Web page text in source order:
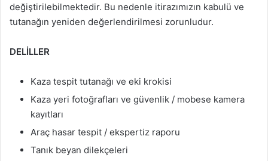
değiştirilebilmektedir. Bu nedenle itirazımızın kabulü ve
tutanağın yeniden değerlendirilmesi zorunludur.
DELİLLER
Kaza tespit tutanağı ve eki krokisi
Kaza yeri fotoğrafları ve güvenlik / mobese kamera
kayıtları
Araç hasar tespit / ekspertiz raporu
Tanık beyan dilekçeleri